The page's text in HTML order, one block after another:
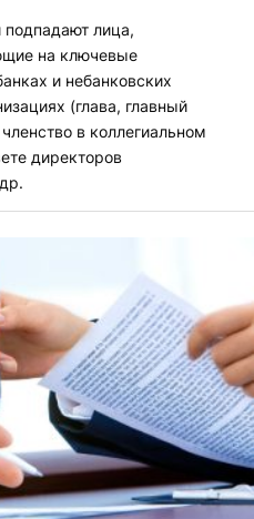
подпадают лица,
на ключевые
и небанковских
(глава, главный
в коллегиальном
директоров